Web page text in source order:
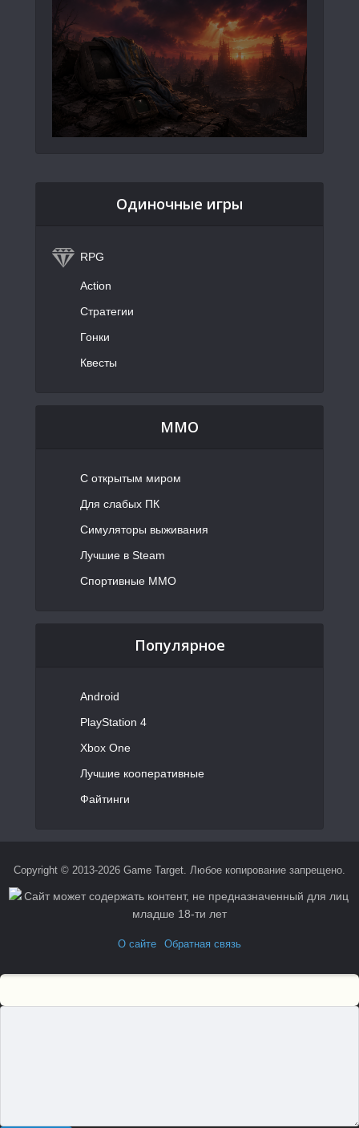
Одиночные игры
RPG
Action
Стратегии
Гонки
Квесты
MMO
С открытым миром
Для слабых ПК
Симуляторы выживания
Лучшие в Steam
Спортивные MMO
Популярное
Android
PlayStation 4
Xbox One
Лучшие кооперативные
Файтинги
Copyright © 2013-2026 Game Target. Любое копирование запрещено.
О сайте Обратная связь